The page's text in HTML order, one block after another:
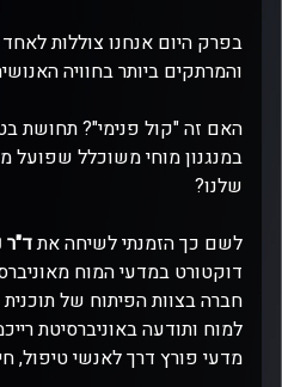
בפרק היום אנחנו צוללות
והמרתקים ביותר בחוויה
האם זה "קול פנימי"? תחושת
במנגנון מוחי משוכלל
שלנו?
לשם כך הזמנתי לשיחה אתד"ר
דוקטורט במדעי המוח
חברה בצוות הפיתוח של
למוח ותודעה באוניברסיטת
מדעי פורץ דרך לאנשי טיפול,